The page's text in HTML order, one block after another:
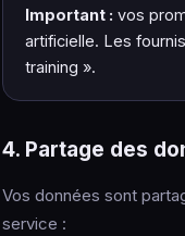
Important : vos
artificielle. Les
training ».
4. Partage des
Vos données sont
service :